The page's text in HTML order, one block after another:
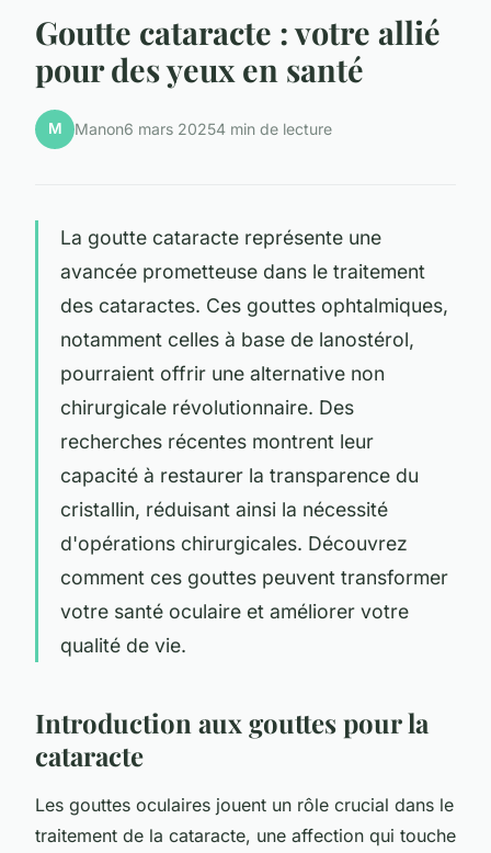
Goutte cataracte : votre allié
pour des yeux en santé
M Manon6 mars 20254 min de lecture
La goutte cataracte représente une
avancée prometteuse dans le traitement
des cataractes. Ces gouttes ophtalmiques,
notamment celles à base de lanostérol,
pourraient offrir une alternative non
chirurgicale révolutionnaire. Des
recherches récentes montrent leur
capacité à restaurer la transparence du
cristallin, réduisant ainsi la nécessité
d'opérations chirurgicales. Découvrez
comment ces gouttes peuvent transformer
votre santé oculaire et améliorer votre
qualité de vie.
Introduction aux gouttes pour la
cataracte
Les gouttes oculaires jouent un rôle crucial dans le
traitement de la cataracte, une affection qui touche